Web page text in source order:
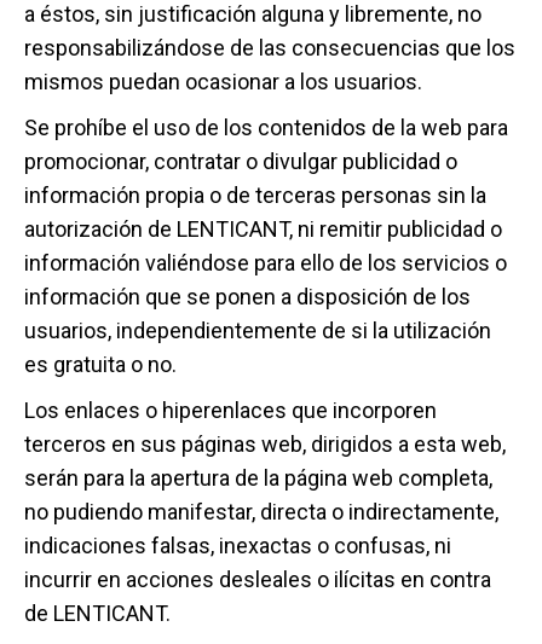
a éstos, sin justificación alguna y libremente, no
responsabilizándose de las consecuencias que los
mismos puedan ocasionar a los usuarios.
Se prohíbe el uso de los contenidos de la web para
promocionar, contratar o divulgar publicidad o
información propia o de terceras personas sin la
autorización de LENTICANT, ni remitir publicidad o
información valiéndose para ello de los servicios o
información que se ponen a disposición de los
usuarios, independientemente de si la utilización
es gratuita o no.
Los enlaces o hiperenlaces que incorporen
terceros en sus páginas web, dirigidos a esta web,
serán para la apertura de la página web completa,
no pudiendo manifestar, directa o indirectamente,
indicaciones falsas, inexactas o confusas, ni
incurrir en acciones desleales o ilícitas en contra
de LENTICANT.